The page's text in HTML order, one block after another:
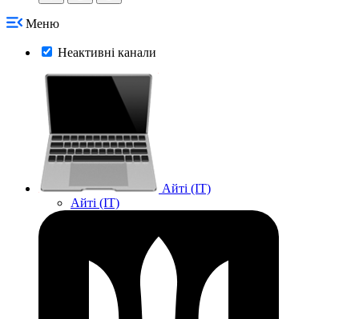
Меню
Неактивні канали
Айті (IT)
Айті (IT)